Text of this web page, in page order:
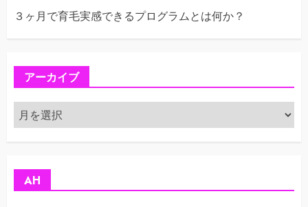
３ヶ月で育毛実感できるプログラムとは何か？
アーカイブ
ア
ー
カ
AH